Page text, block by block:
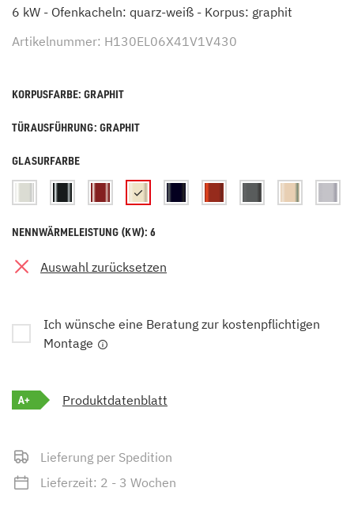
6 kW - Ofenkacheln: quarz-weiß - Korpus: graphit
Artikelnummer: H130EL06X41V1V430
KORPUSFARBE: GRAPHIT
TÜRAUSFÜHRUNG: GRAPHIT
GLASURFARBE
NENNWÄRMELEISTUNG (KW): 6
Auswahl zurücksetzen
Ich wünsche eine Beratung zur kostenpflichtigen
Montage
A+ Produktdatenblatt
Lieferung per Spedition
Lieferzeit: 2 - 3 Wochen